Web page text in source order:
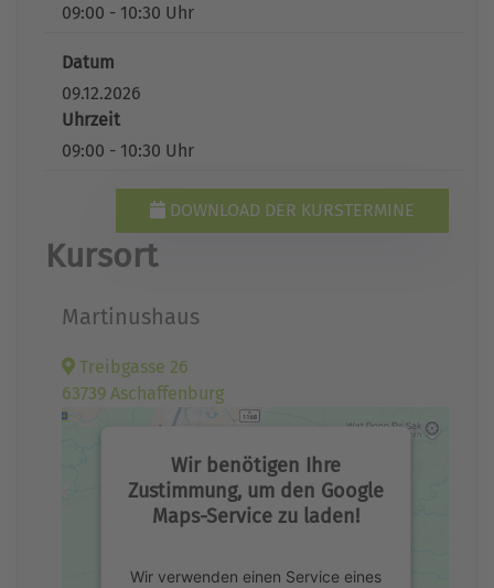
09:00 - 10:30 Uhr
Datum
09.12.2026
Uhrzeit
09:00 - 10:30 Uhr
DOWNLOAD DER KURSTERMINE
Kursort
Martinushaus
Treibgasse 26
63739 Aschaffenburg
Wir benötigen Ihre
Zustimmung, um den Google
Maps-Service zu laden!
Wir verwenden einen Service eines